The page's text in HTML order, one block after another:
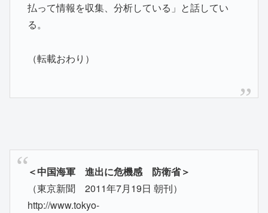
払って情報を収集、分析している」と話してい
る。
（転載おわり）
＜中国海軍 進出に危機感 防衛省＞
（東京新聞 2011年7月19日 朝刊）
http://www.tokyo-